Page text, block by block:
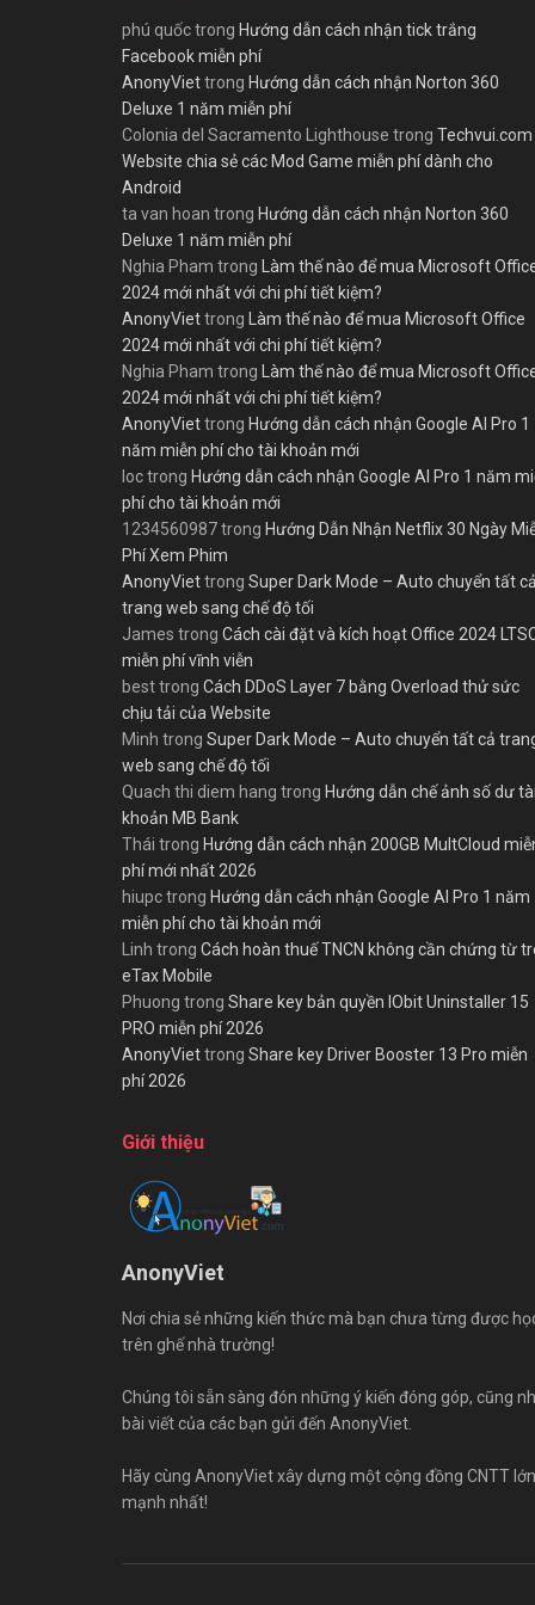
phú quốctrong Hướng dẫn cách nhận tick trắng
Facebook miễn phí
AnonyViettrong Hướng dẫn cách nhận Norton 360
Deluxe 1 năm miễn phí
Colonia del Sacramento Lighthouse trong Techvui.com
Website chia sẻ các Mod Game miễn phí dành cho
Android
ta van hoan trong Hướng dẫn cách nhận Norton 360
Deluxe 1 năm miễn phí
Nghia Pham trong Làm thế nào để mua Microsoft
2024 mới nhất với chi phí tiết kiệm?
AnonyViettrong Làm thế nào để mua Microsoft Office
2024 mới nhất với chi phí tiết kiệm?
Nghia Pham trong Làm thế nào để mua Microsoft
2024 mới nhất với chi phí tiết kiệm?
AnonyViettrong Hướng dẫn cách nhận Google AI Pro 1
năm miễn phí cho tài khoản mới
loctrong Hướng dẫn cách nhận Google AI Pro 1 năm
phí cho tài khoản mới
1234560987trong Hướng Dẫn Nhận Netflix 30 Ngày
Phí Xem Phim
AnonyViettrong Super Dark Mode – Auto chuyển tất cả
trang web sang chế độ tối
James trong Cách cài đặt và kích hoạt Office 2024
miễn phí vĩnh viễn
besttrong Cách DDoS Layer 7 bằng Overload thử sức
chịu tải của Website
Minh trong Super Dark Mode – Auto chuyển tất cả
web sang chế độ tối
Quach thi diem hang trong Hướng dẫn chế ảnh số dư tài
khoản MB Bank
Thái trong Hướng dẫn cách nhận 200GB MultCloud
phí mới nhất 2026
hiupctrong Hướng dẫn cách nhận Google AI Pro 1 năm
miễn phí cho tài khoản mới
Linh trong Cách hoàn thuế TNCN không cần chứng từ
eTax Mobile
Phuong trong Share key bản quyền IObit Uninstaller 15
PRO miễn phí 2026
AnonyViettrong Share key Driver Booster 13 Pro miễn
phí 2026
Giới thiệu
AnonyViet
Nơi chia sẻ những kiến thức mà bạn chưa từng được
trên ghế nhà trường!
Chúng tôi sẵn sàng đón những ý kiến đóng góp, cũng
bài viết của các bạn gửi đến AnonyViet.
Hãy cùng AnonyViet xây dựng một cộng đồng CNTT lớn
mạnh nhất!